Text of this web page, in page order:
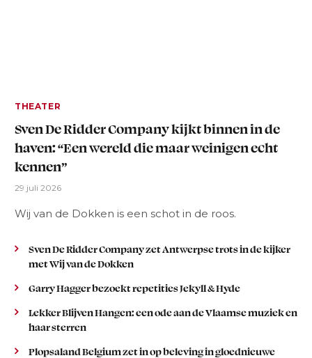
THEATER
Sven De Ridder Company kijkt binnen in de
haven: “Een wereld die maar weinigen echt
kennen”
29 juli 2026
Wij van de Dokken is een schot in de roos.
Sven De Ridder Company zet Antwerpse trots in de kijker
met Wij van de Dokken
Garry Hagger bezoekt repetities Jekyll & Hyde
Lekker Blijven Hangen: een ode aan de Vlaamse muziek en
haar sterren
Plopsaland Belgium zet in op beleving in gloednieuwe